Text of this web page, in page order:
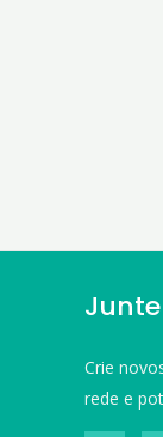
Crie
rede e